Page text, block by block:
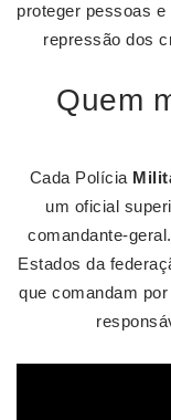
proteger pessoas
repressão dos
Quem
Cada Polícia
um oficial
comandante-
Estados da
que comandam